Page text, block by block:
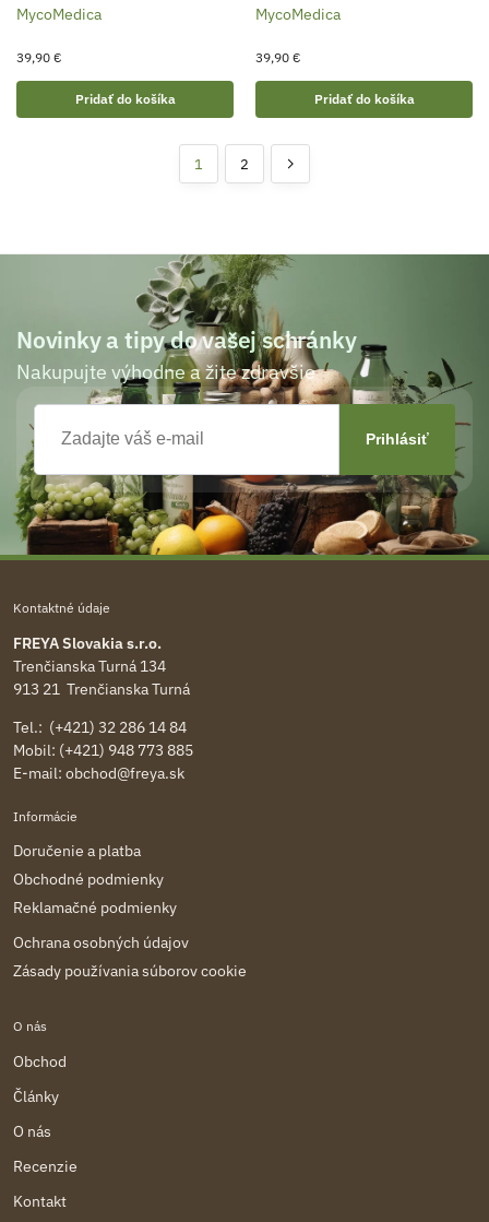
MycoMedica
39,90 €
Pridať do košíka
MycoMedica
39,90 €
Pridať do košíka
1 2
Novinky a tipy do vašej schránky
Nakupujte výhodne a žite zdravšie
Kontaktné údaje
FREYA Slovakia s.r.o.
Trenčianska Turná 134
913 21 Trenčianska Turná
Tel.: (+421) 32 286 14 84
Mobil: (+421) 948 773 885
E-mail: obchod@freya.sk
Informácie
Doručenie a platba
Obchodné podmienky
Reklamačné podmienky
Ochrana osobných údajov
Zásady používania súborov cookie
O nás
Obchod
Články
O nás
Recenzie
Kontakt